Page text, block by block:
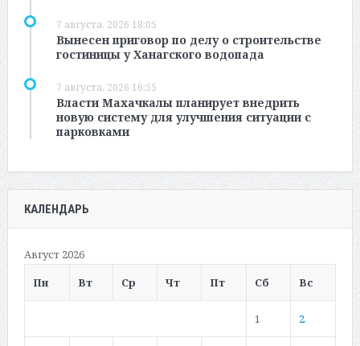
7 августа, 2026 18:05
Вынесен приговор по делу о строительстве
гостиницы у Ханагского водопада
7 августа, 2026 16:55
Власти Махачкалы планирует внедрить
новую систему для улучшения ситуации с
парковками
КАЛЕНДАРЬ
Август 2026
Пн
Вт Ср Чт Пт Сб Вс
1 2